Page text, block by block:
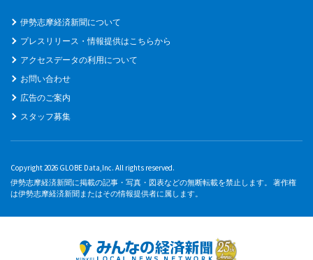
伊勢志摩経済新聞について
プレスリリース・情報提供はこちらから
アクセスデータの利用について
お問い合わせ
広告のご案内
スタッフ募集
Copyright 2026 GLOBE Data,Inc. All rights reserved.
伊勢志摩経済新聞に掲載の記事・写真・図表などの無断転載を禁止します。 著作権
は伊勢志摩経済新聞またはその情報提供者に属します。